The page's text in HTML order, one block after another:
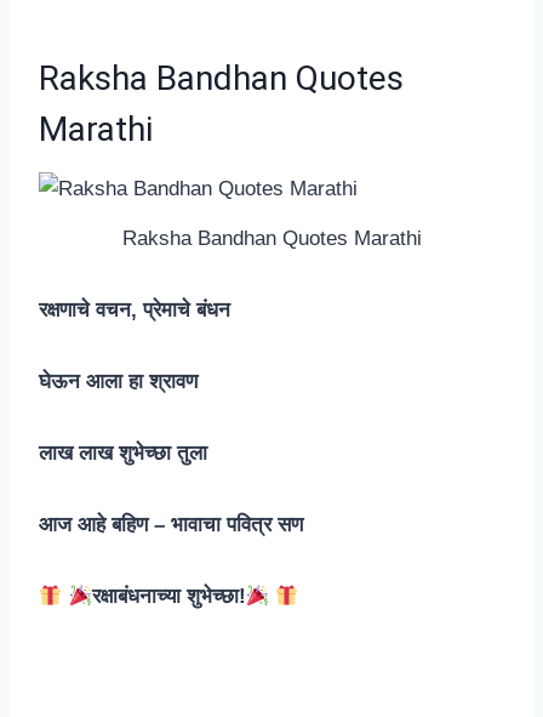
Raksha Bandhan Quotes
Marathi
Raksha Bandhan Quotes Marathi
रक्षणाचे वचन, प्रेमाचे बंधन
घेऊन आला हा श्रावण
लाख लाख शुभेच्छा तुला
आज आहे बहिण – भावाचा पवित्र सण
रक्षाबंधनाच्या शुभेच्छा!